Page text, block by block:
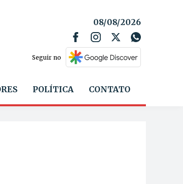
08/08/2026
Seguir no
POLÍTICA CONTATO